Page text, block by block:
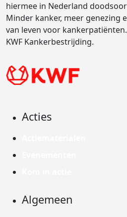
hiermee in Nederland
Minder kanker, meer genezing
van leven voor
KWF Kankerbestrijding.
Acties
Algemeen